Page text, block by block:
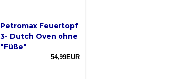
Petromax Feuertopf
3- Dutch Oven ohne
"Füße"
54,99EUR